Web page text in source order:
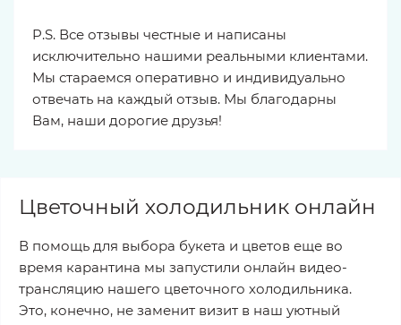
P.S. Все отзывы честные и написаны
исключительно нашими реальными клиентами.
Мы стараемся оперативно и индивидуально
отвечать на каждый отзыв. Мы благодарны
Вам, наши дорогие друзья!
Цветочный холодильник онлайн
В помощь для выбора букета и цветов еще во
время карантина мы запустили онлайн видео-
трансляцию нашего цветочного холодильника.
Это, конечно, не заменит визит в наш уютный